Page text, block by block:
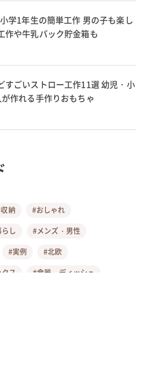
学1年生の簡単工作 男の子も楽し
作や牛乳パック貯金箱も
すごいストロー工作11選 幼児・小
作れる手作りおもちゃ
納
#おしゃれ
し
#メンズ・男性
#実例
#北欧
ス
#食器・ディッシュ